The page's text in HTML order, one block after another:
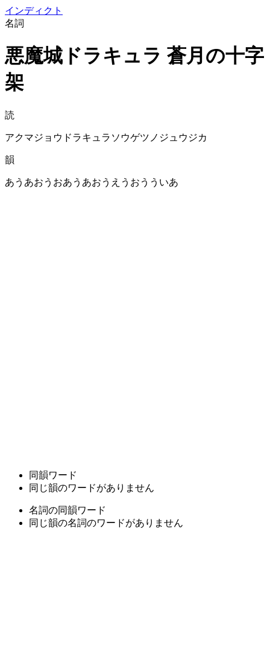
インディクト
名詞
悪魔城ドラキュラ 蒼月の十字
架
読
アクマジョウドラキュラソウゲツノジュウジカ
韻
あうあおうおあうあおうえうおうういあ
同韻ワード
同じ韻のワードがありません
名詞の同韻ワード
同じ韻の名詞のワードがありません